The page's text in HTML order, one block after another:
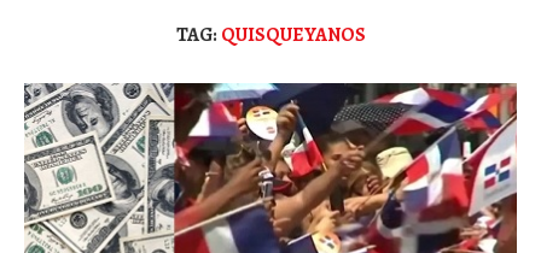
TAG: QUISQUEYANOS